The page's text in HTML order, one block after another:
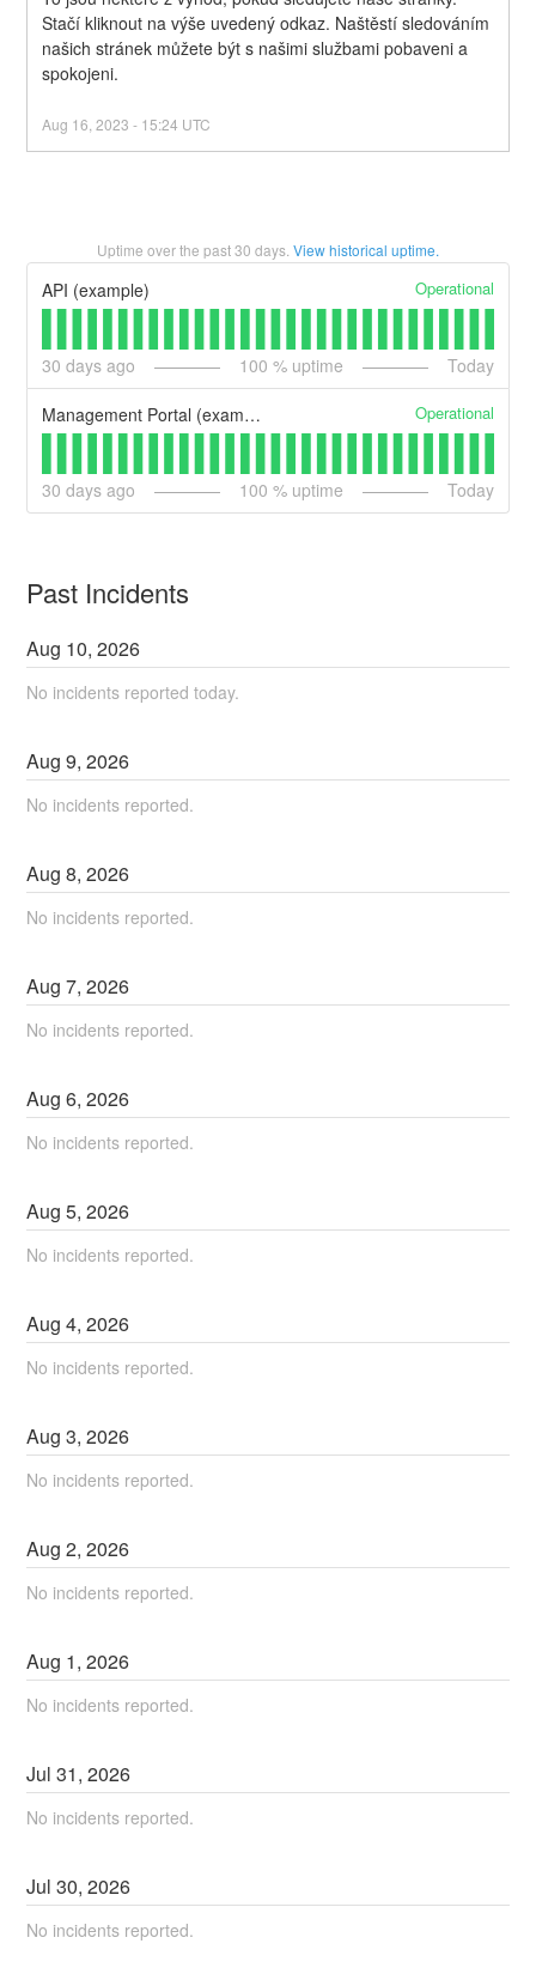
Stačí kliknout na výše uvedený odkaz. Naštěstí sledováním
našich stránek můžete být s našimi službami pobaveni a
spokojeni.
Aug 16 ,2023 - 15:24 UTC
Uptime over the past30 days. View historical uptime.
API (example) Operational
30 days ago 100 % uptime Today
Management Portal (example) Operational
30 days ago 100 % uptime Today
Past Incidents
Aug 10,2026
No incidents reported today.
Aug9,2026
No incidents reported.
Aug8,2026
No incidents reported.
Aug7,2026
No incidents reported.
Aug6,2026
No incidents reported.
Aug5,2026
No incidents reported.
Aug4,2026
No incidents reported.
Aug3,2026
No incidents reported.
Aug2,2026
No incidents reported.
Aug 1,2026
No incidents reported.
Jul31,2026
No incidents reported.
Jul30,2026
No incidents reported.